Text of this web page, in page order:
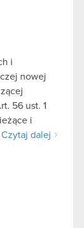
i
nowej
56 ust. 1
i
Czytaj dalej